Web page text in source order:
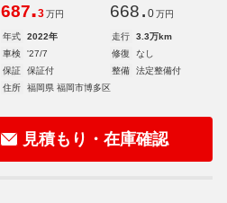
687.3 万円 668. 0 万円
年式 2022年 走行
3.3万km
車検
'27/7 修復
なし
保証
保証付 整備
法定整備付
住所
福岡県 福岡市博多区
見積もり・在庫確認